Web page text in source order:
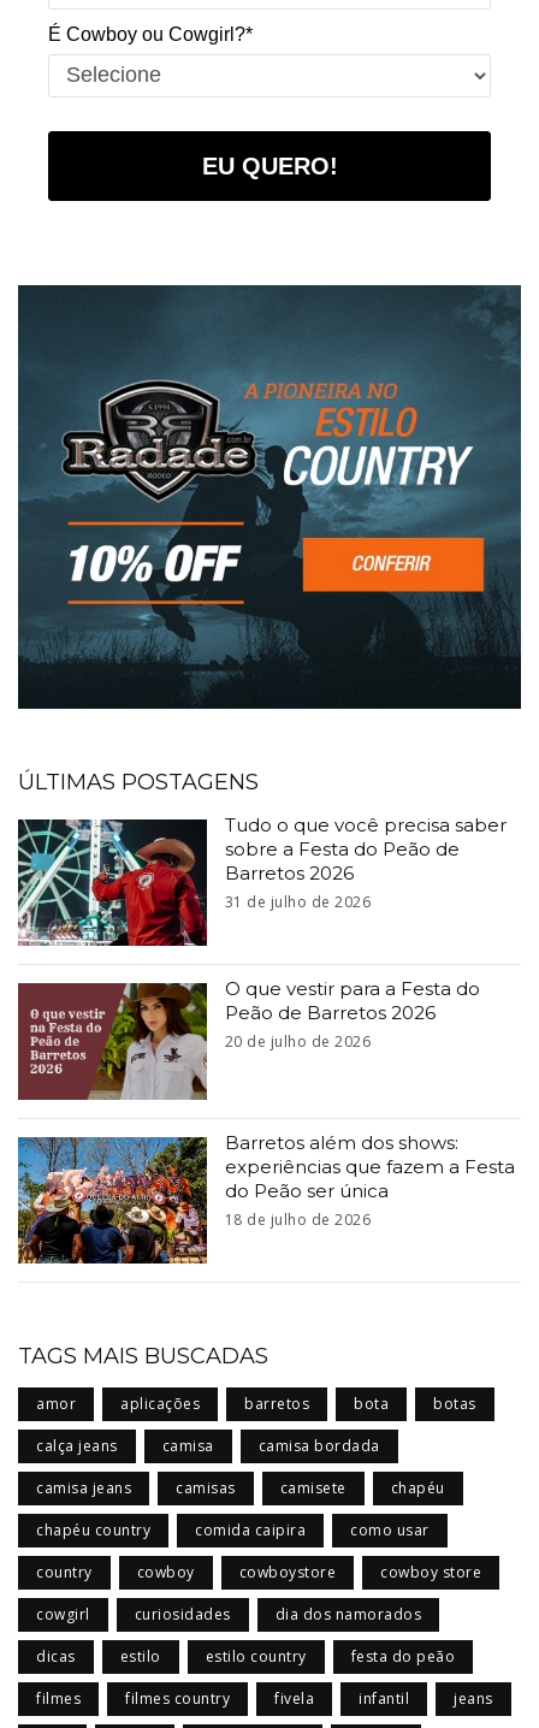
É Cowboy ou Cowgirl?*
EU QUERO!
ÚLTIMAS POSTAGENS
Tudo o que você precisa saber
sobre a Festa do Peão de
Barretos 2026
31 de julho de 2026
O que vestir para a Festa do
Peão de Barretos 2026
20 de julho de 2026
Barretos além dos shows:
experiências que fazem a Festa
do Peão ser única
18 de julho de 2026
TAGS MAIS BUSCADAS
amor aplicações barretos bota botas
calça jeans camisa camisa bordada
camisa jeans camisas camisete chapéu
chapéu country comida caipira como usar
country cowboy cowboystore cowboy store
cowgirl curiosidades dia dos namorados
dicas estilo estilo country festa do peão
filmes filmes country fivela infantil jeans